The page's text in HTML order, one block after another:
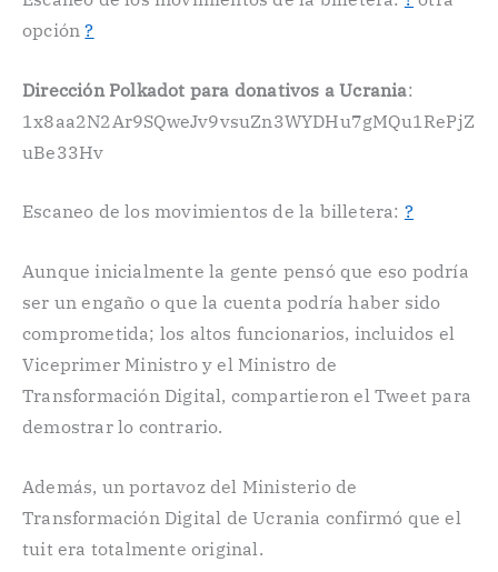
opción?
Dirección Polkadot para donativos a Ucrania:
1x8aa2N2Ar9SQweJv9vsuZn3WYDHu7gMQu1RePjZ
uBe33Hv
Escaneo de los movimientos de la billetera: ?
Aunque inicialmente la gente pensó que eso podría
ser un engaño o que la cuenta podría haber sido
comprometida; los altos funcionarios, incluidos el
Viceprimer Ministro y el Ministro de
Transformación Digital, compartieron el Tweet para
demostrar lo contrario.
Además, un portavoz del Ministerio de
Transformación Digital de Ucrania confirmó que el
tuit era totalmente original.